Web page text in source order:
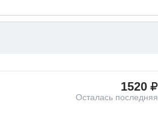
1520
Осталась последняя